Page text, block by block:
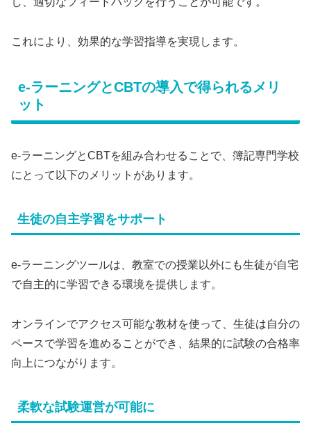
これにより、効果的な学習指導を実現します。
e-ラーニングとCBTの導入で得られるメリ
ット
e-ラーニングとCBTを組み合わせることで、簿記専門学校
にとって以下のメリットがあります。
生徒の自主学習をサポート
e-ラーニングツールは、教室での授業以外にも生徒が自宅
で自主的に学習できる環境を提供します。
オンラインでアクセス可能な教材を使って、生徒は自分の
ペースで学習を進めることができ、結果的に試験の合格率
向上につながります。
柔軟な試験運営が可能に